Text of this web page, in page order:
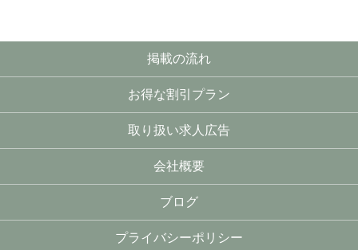
掲載の流れ
お得な割引プラン
取り扱い求人広告
会社概要
ブログ
プライバシーポリシー